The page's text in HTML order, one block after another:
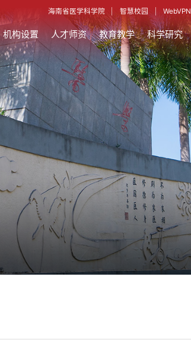
海南省医学科学院 智慧校园 WebVPN
机构设置 人才师资 教育教学 科学研究